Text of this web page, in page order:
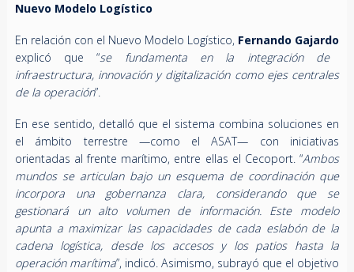
Nuevo Modelo Logístico
En relación con el Nuevo Modelo Logístico, Fernando Gajardo
explicó que “se fundamenta en la integración de
infraestructura, innovación y digitalización como ejes centrales
de la operación”.
En ese sentido, detalló que el sistema combina soluciones en
el ámbito terrestre —como el ASAT— con iniciativas
orientadas al frente marítimo, entre ellas el Cecoport. “Ambos
mundos se articulan bajo un esquema de coordinación que
incorpora una gobernanza clara, considerando que se
gestionará un alto volumen de información. Este modelo
apunta a maximizar las capacidades de cada eslabón de la
cadena logística, desde los accesos y los patios hasta la
operación marítima”, indicó. Asimismo, subrayó que el objetivo